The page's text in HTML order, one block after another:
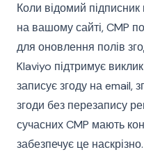
Коли відомий
на вашому сайті, CMP
для оновлення полів
Klaviyo підтримує
записує згоду на email,
згоди без перезапису
сучасних CMP мають
забезпечує це наскрізно.